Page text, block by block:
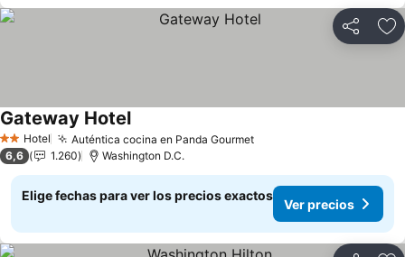
Compartir
2 Estrellas
Hotel Auténtica cocina en Panda GourmetVer precios
Gateway HotelVer precios
6,6 1.260 Washington D.C.
Elige fechas para ver los precios exactos
Ver precios